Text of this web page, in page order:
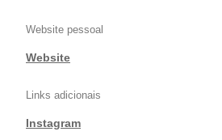
Website pessoal
Website
Links adicionais
Instagram